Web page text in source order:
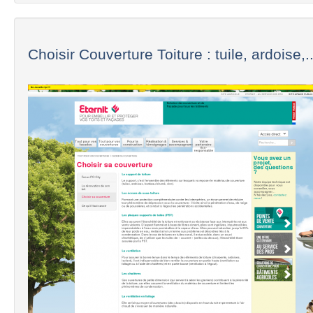
Choisir Couverture Toiture : tuile,